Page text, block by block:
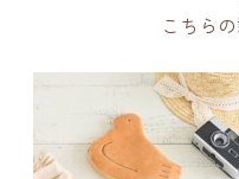
こちら